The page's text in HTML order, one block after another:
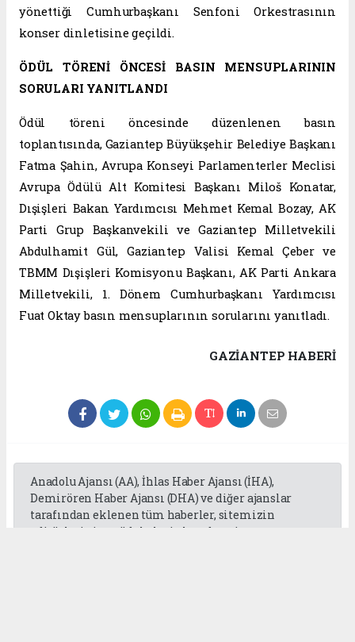
yönettiği Cumhurbaşkanı Senfoni Orkestrasının
konser dinletisine geçildi.
ÖDÜL TÖRENİ ÖNCESİ BASIN MENSUPLARININ
SORULARI YANITLANDI
Ödül töreni öncesinde düzenlenen basın
toplantısında, Gaziantep Büyükşehir Belediye Başkanı
Fatma Şahin, Avrupa Konseyi Parlamenterler Meclisi
Avrupa Ödülü Alt Komitesi Başkanı Miloš Konatar,
Dışişleri Bakan Yardımcısı Mehmet Kemal Bozay, AK
Parti Grup Başkanvekili ve Gaziantep Milletvekili
Abdulhamit Gül, Gaziantep Valisi Kemal Çeber ve
TBMM Dışişleri Komisyonu Başkanı, AK Parti Ankara
Milletvekili, 1. Dönem Cumhurbaşkanı Yardımcısı
Fuat Oktay basın mensuplarının sorularını yanıtladı.
GAZIANTEP HABERİ
Anadolu Ajansı (AA), İhlas Haber Ajansı (İHA),
Demirören Haber Ajansı (DHA) ve diğer ajanslar
tarafından eklenen tüm haberler, sitemizin
editörlerinin müdahalesi olmadan ajans